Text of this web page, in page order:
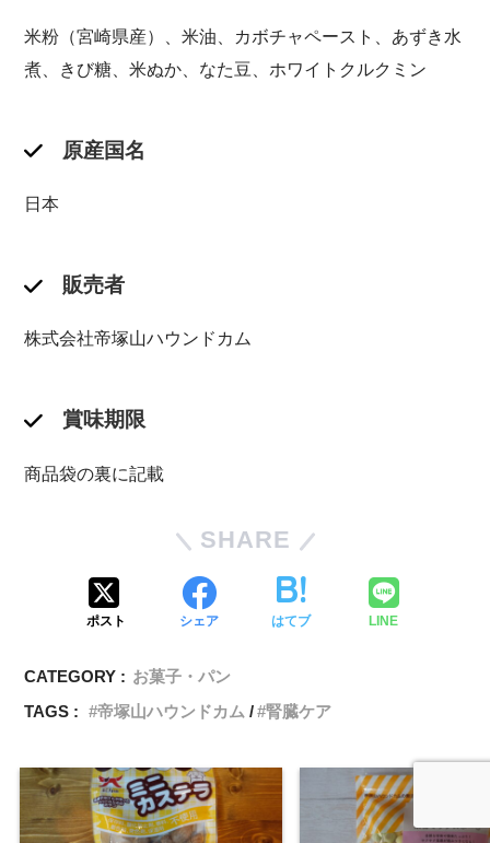
米粉（宮崎県産）、米油、カボチャペースト、あずき水
煮、きび糖、米ぬか、なた豆、ホワイトクルクミン
原産国名
日本
販売者
株式会社帝塚山ハウンドカム
賞味期限
商品袋の裏に記載
SHARE
ポスト シェア はてブ LINE
CATEGORY : お菓子・パン
TAGS :
帝塚山ハウンドカム 腎臓ケア